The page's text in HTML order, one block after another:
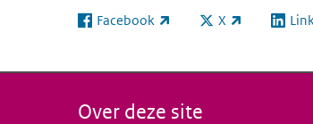
Facebook
(externe link) X
(externe link)
Over deze site